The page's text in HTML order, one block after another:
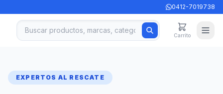
0412-7019738
Carrito
EXPERTOS AL RESCATE